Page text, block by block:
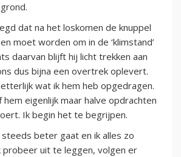
dat na het loskomen de knuppel
moet worden om in de ‘klimstand’
daarvan blijft hij licht trekken aan
dus bijna een overtrek oplevert.
wat ik hem heb opgedragen.
hem eigenlijk maar halve opdrachten
Ik begin het te begrijpen.
beter gaat en ik alles zo
probeer uit te leggen, volgen er